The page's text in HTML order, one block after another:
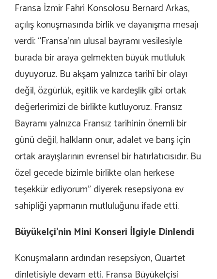
Fransa İzmir Fahri Konsolosu Bernard Arkas,
açılış konuşmasında birlik ve dayanışma mesajı
verdi: “Fransa’nın ulusal bayramı vesilesiyle
burada bir araya gelmekten büyük mutluluk
duyuyoruz. Bu akşam yalnızca tarihî bir olayı
değil, özgürlük, eşitlik ve kardeşlik gibi ortak
değerlerimizi de birlikte kutluyoruz. Fransız
Bayramı yalnızca Fransız tarihinin önemli bir
günü değil, halkların onur, adalet ve barış için
ortak arayışlarının evrensel bir hatırlatıcısıdır. Bu
özel gecede bizimle birlikte olan herkese
teşekkür ediyorum” diyerek resepsiyona ev
sahipliği yapmanın mutluluğunu ifade etti.
Büyükelçi’nin Mini Konseri İlgiyle Dinlendi
Konuşmaların ardından resepsiyon, Quartet
dinletisiyle devam etti. Fransa Büyükelçisi